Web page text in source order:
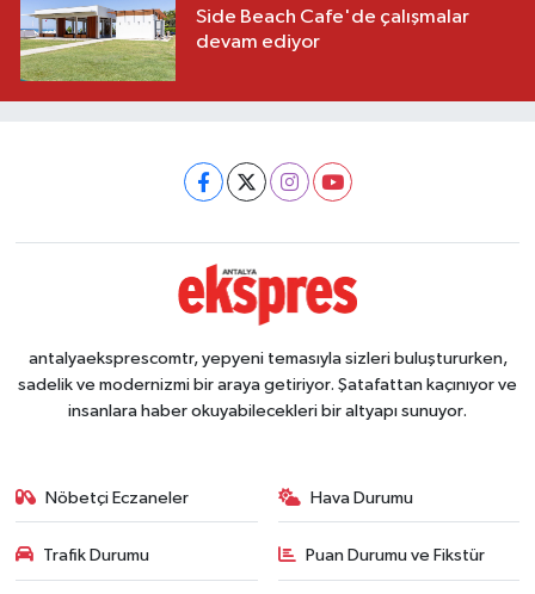
Side Beach Cafe'de çalışmalar
devam ediyor
antalyaeksprescomtr, yepyeni temasıyla sizleri buluştururken,
sadelik ve modernizmi bir araya getiriyor. Şatafattan kaçınıyor ve
insanlara haber okuyabilecekleri bir altyapı sunuyor.
Nöbetçi Eczaneler Hava Durumu
Trafik Durumu Puan Durumu ve Fikstür